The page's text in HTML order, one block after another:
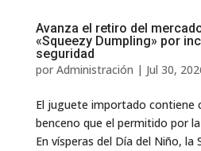
Avanza el retiro del
«Squeezy Dumpling» por
seguridad
por Administración | Jul 30,
El juguete importado contiene
benceno que el permitido por
En vísperas del Día del Niño, la